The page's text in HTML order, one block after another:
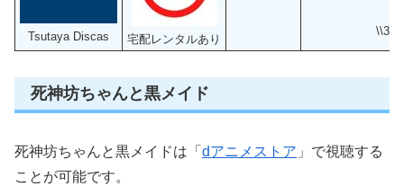
Tsutaya Discas 宅配レンタルあり
\\30
死神坊ちゃんと黒メイド
死神坊ちゃんと黒メイドは「 dアニメストア 」で視聴する
ことが可能です。